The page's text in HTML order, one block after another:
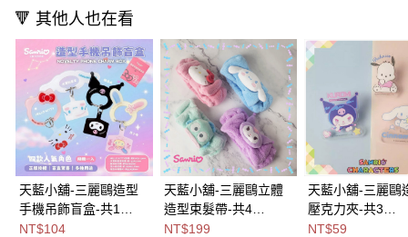
帳／街口支付／iPASS MONEY」等通路繳費。
【注意事項】
1.本服務係由「台灣大哥大股份有限公司」（以下簡稱本公司）所提供，讓
用戶於交易時，得透過本服務購買商品或服務，並由商店將買賣／分期付款
買賣價金債權讓與本公司後，依約使用本公司帳單繳交帳款。
2.基於同意付款使用「大哥付你分期」之契約關係目的，商店將以您的個人
資料（包含姓名、電話或地址）提供予台灣大哥大進項蒐集、處理及利用，
由本公司與您本人進行分期帳單所需資料之確認、核對及更正。
3.完整用戶服務條款，請詳閱以下連結：https://oppay.tw/userRule
萊爾富取貨付款
每筆NT$8,888，滿NT$8,888(含以上)免運費
付款後萊爾富取貨
每筆NT$8,888，滿NT$8,888(含以上)免運費
7-11取貨付款
每筆NT$80，滿NT$1,000(含以上)免運費
付款後7-11取貨
每筆NT$80，滿NT$1,000(含以上)免運費
🔻 其他人也在看
天藍小舖-三麗鷗造型
手機吊飾盲盒-共1
色-$104【A11115996
NT$104
天藍小舖-三麗鷗立體
造型束髮帶-共4
色-$199【A11115585
NT$199
天藍小舖-三麗鷗
壓克力夾-共3
色-$59【
NT$59